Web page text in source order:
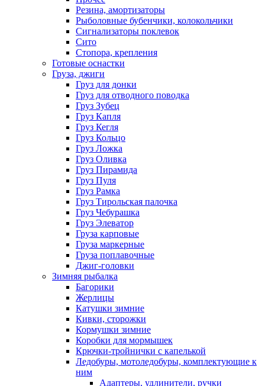
Резина, амортизаторы
Рыболовные бубенчики, колокольчики
Сигнализаторы поклевок
Сито
Стопора, крепления
Готовые оснастки
Груза, джиги
Груз для донки
Груз для отводного поводка
Груз Зубец
Груз Капля
Груз Кегля
Груз Кольцо
Груз Ложка
Груз Оливка
Груз Пирамида
Груз Пуля
Груз Рамка
Груз Тирольская палочка
Груз Чебурашка
Груз Элеватор
Груза карповые
Груза маркерные
Груза поплавочные
Джиг-головки
Зимняя рыбалка
Багорики
Жерлицы
Катушки зимние
Кивки, сторожки
Кормушки зимние
Коробки для мормышек
Крючки-тройнички с капелькой
Ледобуры, мотоледобуры, комплектующие к
ним
Адаптеры, удлинители, ручки